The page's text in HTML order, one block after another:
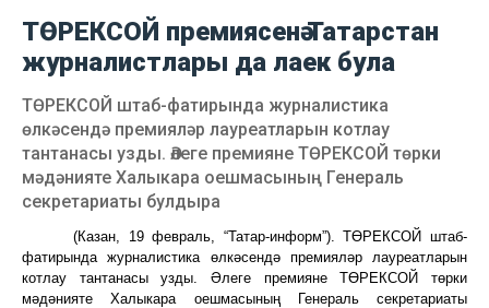
ТӨРЕКСОЙ премиясенә Татарстан
журналистлары да лаек була
ТӨРЕКСОЙ штаб-фатирында журналистика
өлкәсендә премияләр лауреатларын котлау
тантанасы узды. Әлеге премияне ТӨРЕКСОЙ төрки
мәдәнияте Халыкара оешмасының Генераль
секретариаты булдыра
(Казан, 19 февраль, “Татар-информ”). ТӨРЕКСОЙ штаб-
фатирында журналистика өлкәсендә премияләр лауреатларын
котлау тантанасы узды. Әлеге премияне ТӨРЕКСОЙ төрки
мәдәнияте Халыкара оешмасының Генераль
секретариаты